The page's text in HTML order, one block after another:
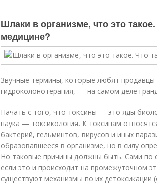
Шлаки в организме, что это
медицине?
Звучные термины, которые любят продавцы
гидроколонотерапия, — на самом деле
Начать с того, что токсины — это яды
наука — токсикология. К токсинам
бактерий, гельминтов, вирусов и иных
образовавшееся в организме, но в силу
Но таковые причины должны быть. Сами по
если это и происходит на промежуточном
существуют механизмы по их